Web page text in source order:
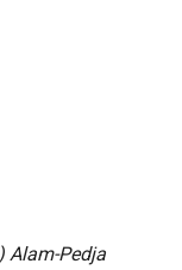
Alam-Pedja